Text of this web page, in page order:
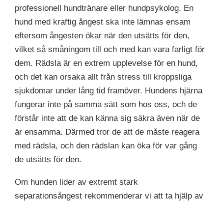
professionell hundtränare eller hundpsykolog. En
hund med kraftig ångest ska inte lämnas ensam
eftersom ångesten ökar när den utsätts för den,
vilket så småningom till och med kan vara farligt för
dem. Rädsla är en extrem upplevelse för en hund,
och det kan orsaka allt från stress till kroppsliga
sjukdomar under lång tid framöver. Hundens hjärna
fungerar inte på samma sätt som hos oss, och de
förstår inte att de kan känna sig säkra även när de
är ensamma. Därmed tror de att de måste reagera
med rädsla, och den rädslan kan öka för var gång
de utsätts för den.
Om hunden lider av extremt stark
separationsångest rekommenderar vi att ta hjälp av